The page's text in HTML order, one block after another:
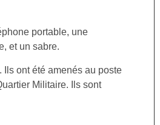
portable, une
et un sabre.
Ils ont été amenés au poste
Militaire. Ils sont